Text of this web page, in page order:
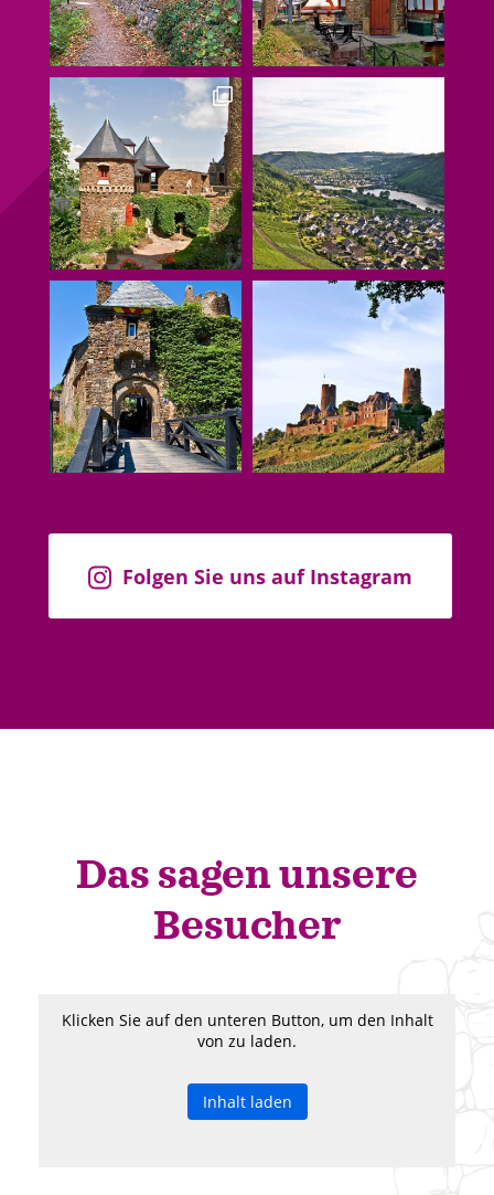
Folgen Sie uns auf Instagram
Das sagen unsere
Besucher
Klicken Sie auf den unteren Button, um den Inhalt
von zu laden.
Inhalt laden